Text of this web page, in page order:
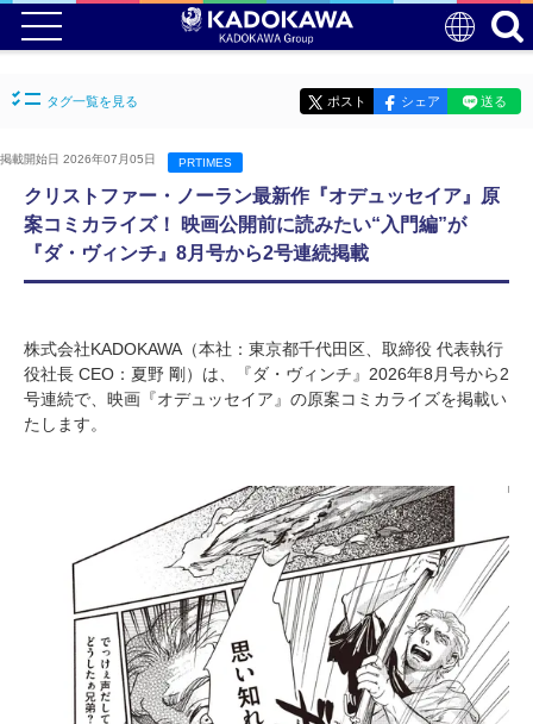
タグ一覧を見る ポスト シェア 送る
掲載開始日 2026年07月05日 PRTIMES
クリストファー・ノーラン最新作『オデュッセイア』原
案コミカライズ！ 映画公開前に読みたい“入門編”が
『ダ・ヴィンチ』8月号から2号連続掲載
株式会社KADOKAWA（本社：東京都千代田区、取締役 代表執行
役社長 CEO：夏野 剛）は、『ダ・ヴィンチ』2026年8月号から2
号連続で、映画『オデュッセイア』の原案コミカライズを掲載い
たします。